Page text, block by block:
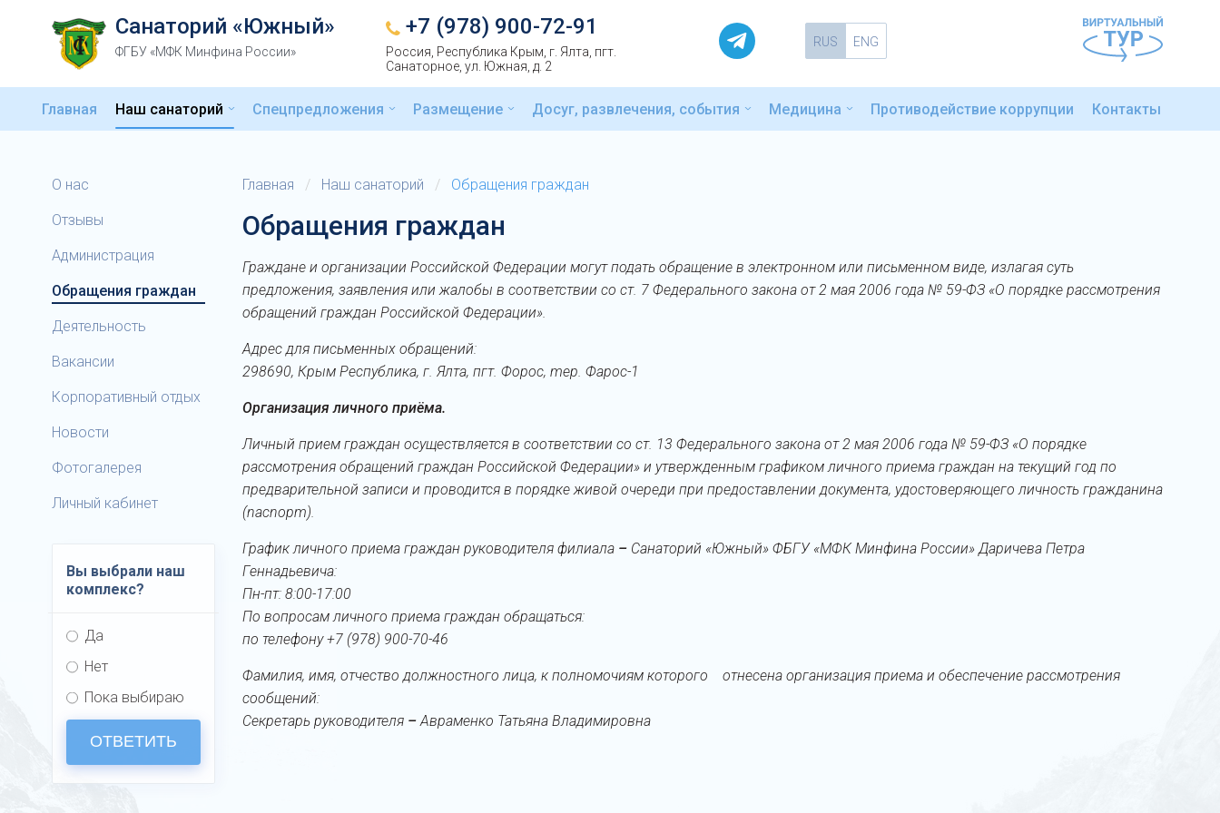
Санаторий «Южный»
ФГБУ «МФК Минфина России»
+7 (978) 900-72-91
Россия, Республика Крым, г. Ялта, пгт.
Санаторное, ул. Южная, д. 2
RUS ENG
Главная Наш санаторий Спецпредложения Размещение Досуг, развлечения, события Медицина Противодействие коррупции Контакты
О нас
Отзывы
Администрация
Обращения граждан
Деятельность
Вакансии
Корпоративный отдых
Новости
Фотогалерея
Личный кабинет
Вы выбрали наш
комплекс?
Да
Нет
Пока выбираю
ОТВЕТИТЬ
Главная / Наш санаторий / Обращения граждан
Обращения граждан
Граждане и организации Российской Федерации могут подать обращение в электронном или письменном виде, излагая суть
предложения, заявления или жалобы в соответствии со ст. 7 Федерального закона от 2 мая 2006 года № 59-ФЗ «О порядке рассмотрения
обращений граждан Российской Федерации».
Адрес для письменных обращений:
298690, Крым Республика, г. Ялта, пгт. Форос, mep. Фарос-1
Организация личного приёма.
Личный прием граждан осуществляется в соответствии со ст. 13 Федерального закона от 2 мая 2006 года № 59-ФЗ «О порядке
рассмотрения обращений граждан Российской Федерации» и утвержденным графиком личного приема граждан на текущий год по
предварительной записи и проводится в порядке живой очереди при предоставлении документа, удостоверяющего личность гражданина
(nacnopm).
График личного приема граждан руководителя филиала – Санаторий «Южный» ФБГУ «МФК Минфина России» Даричева Петра
Геннадьевича:
Пн-пт: 8:00-17:00
По вопросам личного приема граждан обращаться:
по телефону +7 (978) 900-70-46
Фамилия, имя, отчество должностного лица, к полномочиям которого отнесена организация приема и обеспечение рассмотрения
сообщений:
Секретарь руководителя –Авраменко Татьяна Владимировна